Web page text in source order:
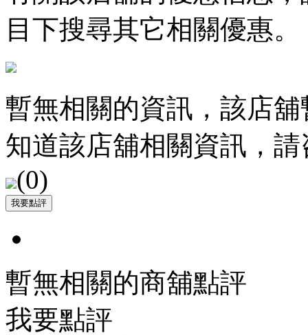
目下搜尋其它相關優惠。
暫無相關的資訊，該店
知道該店舖相關資訊，
(0)
暫無相關的商舖點評
我要點評